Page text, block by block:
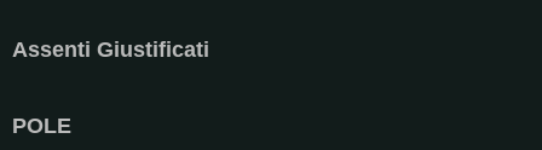
Assenti Giustificati
POLE